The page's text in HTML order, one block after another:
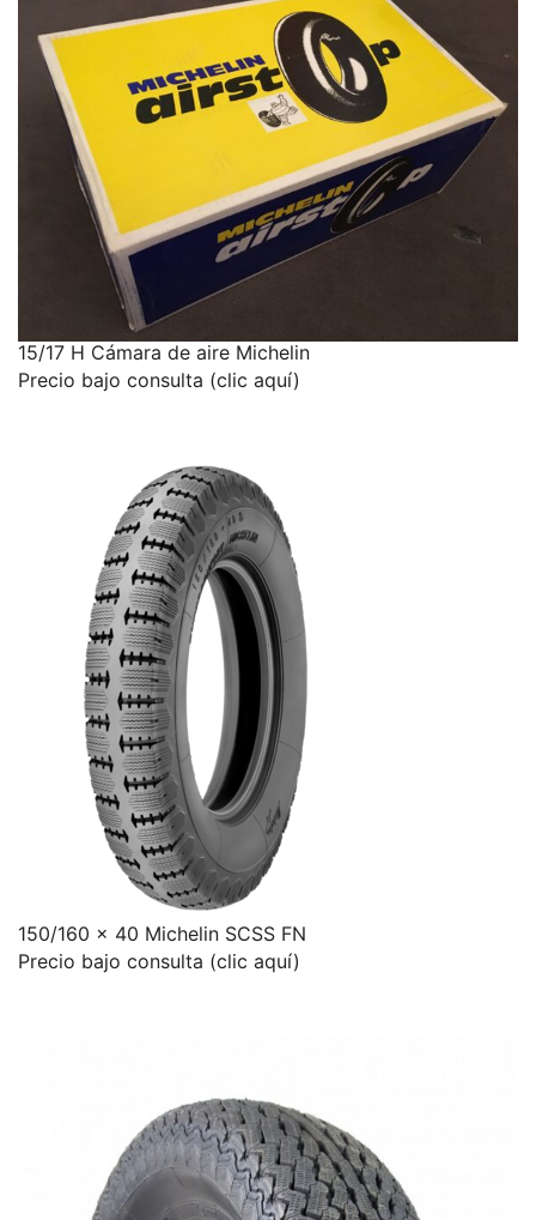
15/17 H Cámara de aire Michelin
Precio bajo consulta (clic aquí)
150/160 x 40 Michelin SCSS FN
Precio bajo consulta (clic aquí)